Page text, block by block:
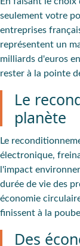
seulement votre
entreprises
représentent un
milliards d'euros
rester à la pointe
Le
planète
Le
électronique,
l'impact
durée de vie des
économie
finissent à la
Des